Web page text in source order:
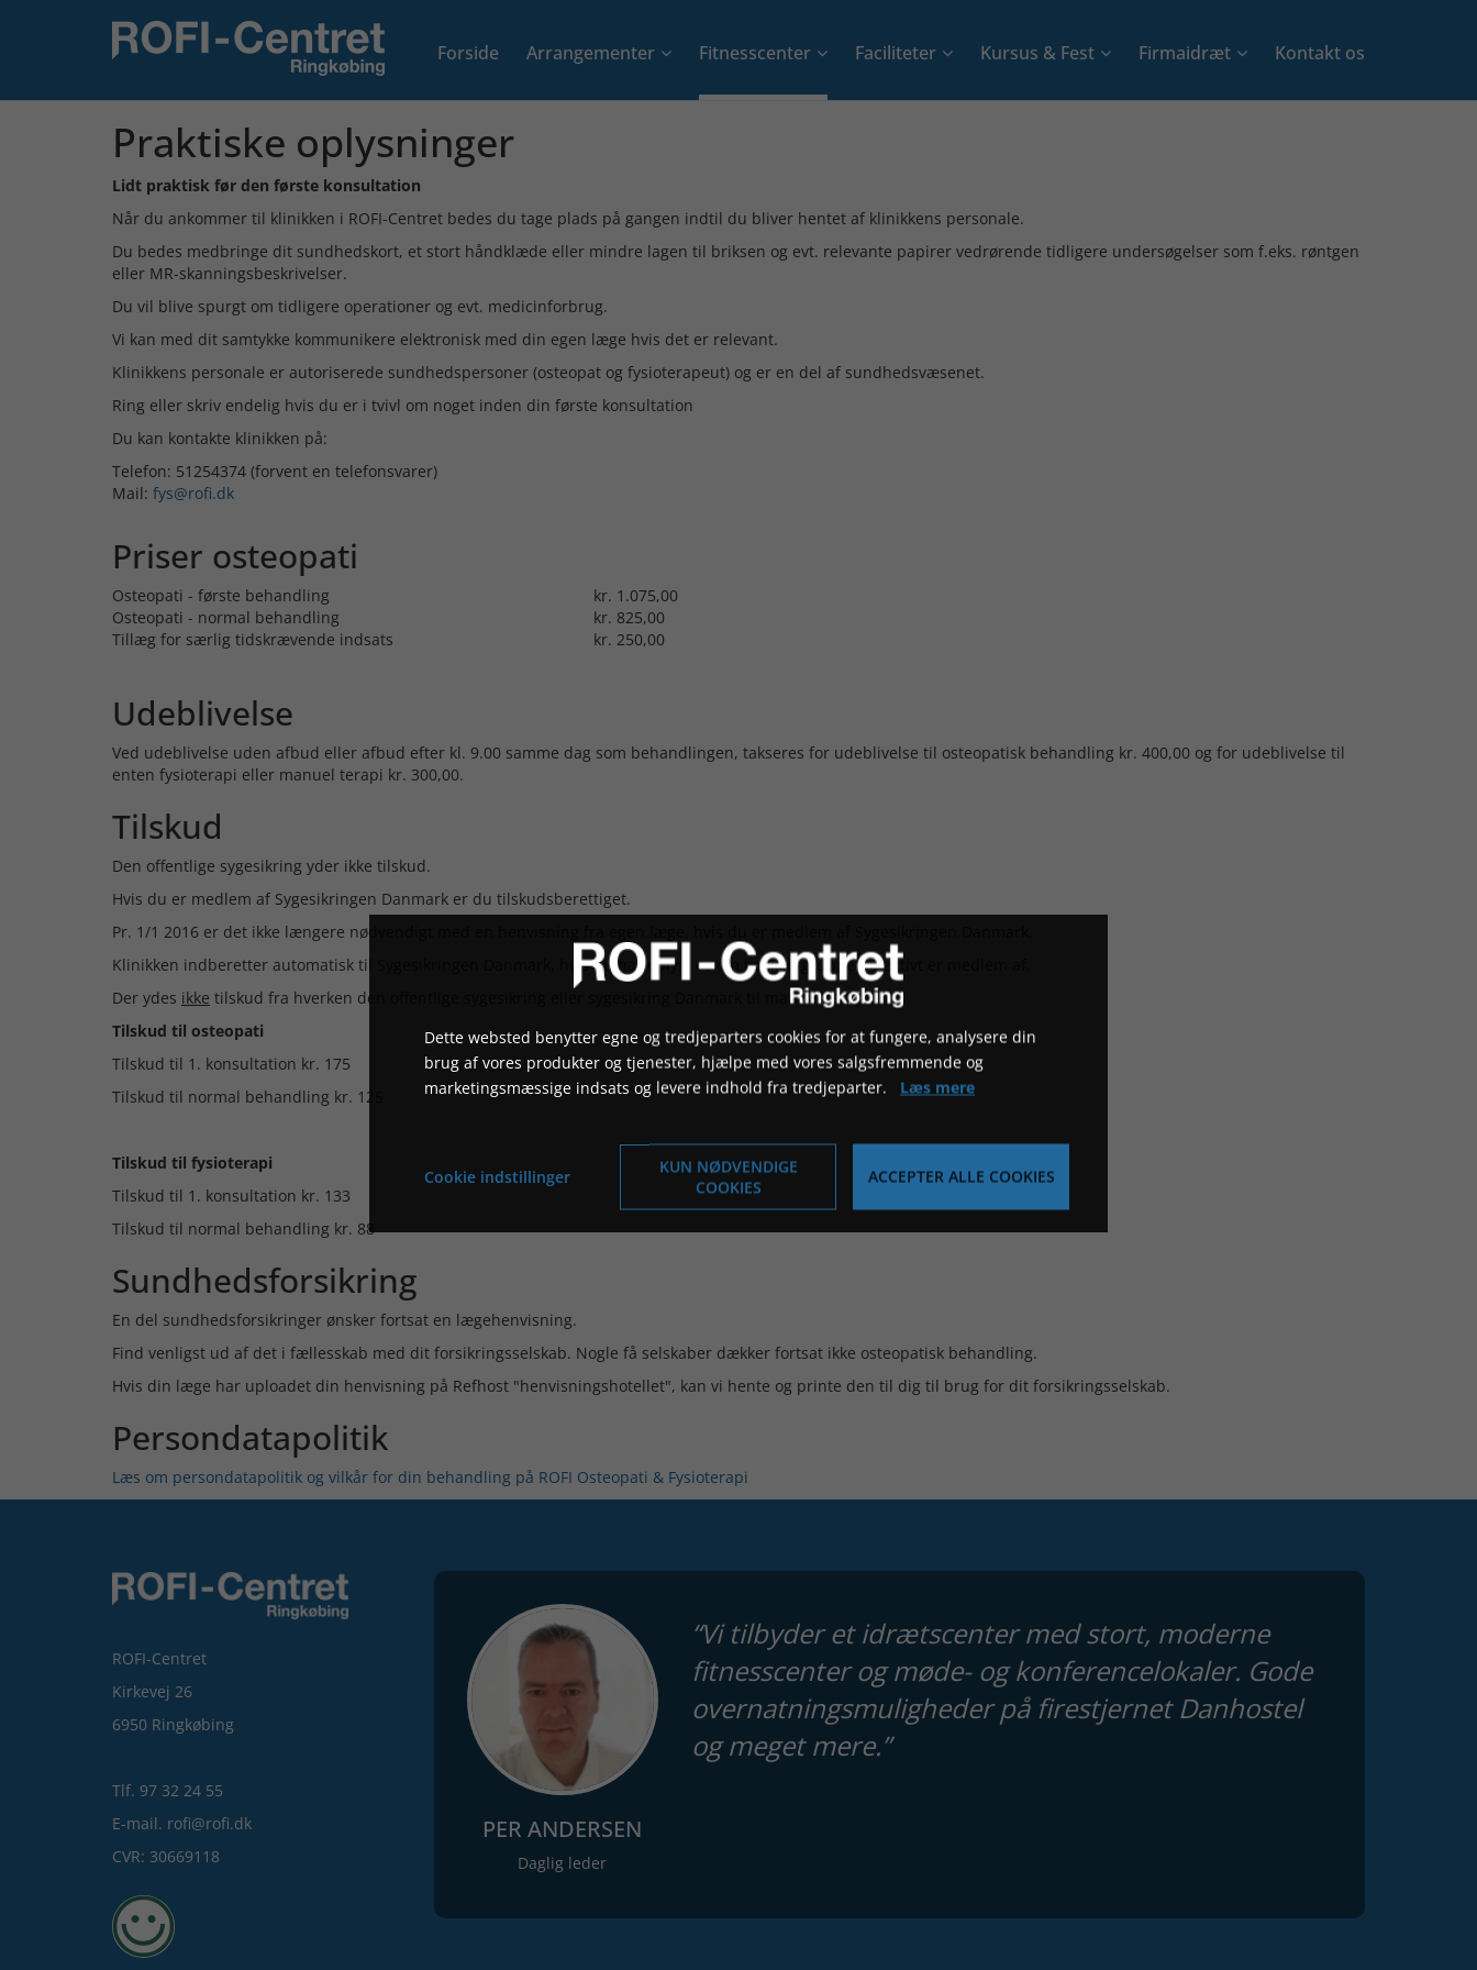
Forside Arrangementer Fitnesscenter Faciliteter Kursus & Fest Firmaidræt Kontakt os
Praktiske oplysninger
Lidt praktisk før den første konsultation
Når du ankommer til klinikken i ROFI-Centret bedes du tage plads på gangen indtil du bliver hentet af klinikkens personale.
Du bedes medbringe dit sundhedskort, et stort håndklæde eller mindre lagen til briksen og evt. relevante papirer vedrørende tidligere undersøgelser som f.eks. røntgen
eller MR-skanningsbeskrivelser.
Du vil blive spurgt om tidligere operationer og evt. medicinforbrug.
Vi kan med dit samtykke kommunikere elektronisk med din egen læge hvis det er relevant.
Klinikkens personale er autoriserede sundhedspersoner (osteopat og fysioterapeut) og er en del af sundhedsvæsenet.
Ring eller skriv endelig hvis du er i tvivl om noget inden din første konsultation
Du kan kontakte klinikken på:
Telefon: 51254374 (forvent en telefonsvarer)
Mail: fys@rofi.dk
Priser osteopati
Osteopati - første behandling
kr. 1.075,00
Osteopati - normal behandling
kr. 825,00
Tillæg for særlig tidskrævende indsats
kr. 250,00
Udeblivelse
Ved udeblivelse uden afbud eller afbud efter kl. 9.00 samme dag som behandlingen, takseres for udeblivelse til osteopatisk behandling kr. 400,00 og for udeblivelse til
enten fysioterapi eller manuel terapi kr. 300,00.
Tilskud
Den offentlige sygesikring yder ikke tilskud.
Hvis du er medlem af Sygesikringen Danmark er du tilskudsberettiget.
Pr. 1/1 2016 er det ikke længere nødvendigt med en henvisning fra egen læge, hvis du er medlem af Sygesikringen Danmark.
Klinikken indberetter automatisk til Sygesikringen Danmark, hvis du har oplyst os om hvilken gruppe du aktivt er medlem af.
Der ydes ikke tilskud fra hverken den offentlige sygesikring eller sygesikring Danmark til manuel terapi.
Tilskud til osteopati
Tilskud til 1. konsultation kr. 175
Tilskud til normal behandling kr. 125
Tilskud til fysioterapi
Tilskud til 1. konsultation kr. 133
Tilskud til normal behandling kr. 88
Sundhedsforsikring
En del sundhedsforsikringer ønsker fortsat en lægehenvisning.
Find venligst ud af det i fællesskab med dit forsikringsselskab. Nogle få selskaber dækker fortsat ikke osteopatisk behandling.
Hvis din læge har uploadet din henvisning på Refhost "henvisningshotellet", kan vi hente og printe den til dig til brug for dit forsikringsselskab.
Persondatapolitik
Læs om persondatapolitik og vilkår for din behandling på ROFI Osteopati & Fysioterapi
ROFI-Centret
Kirkevej 26
6950 Ringkøbing
Tlf. 97 32 24 55
E-mail. rofi@rofi.dk
CVR: 30669118
“Vi tilbyder et idrætscenter med stort, moderne
fitnesscenter og møde- og konferencelokaler. Gode
overnatningsmuligheder på firestjernet Danhostel
og meget mere.”
PER ANDERSEN
Daglig leder
Dette websted benytter egne og tredjeparters cookies for at fungere, analysere din
brug af vores produkter og tjenester, hjælpe med vores salgsfremmende og
marketingsmæssige indsats og levere indhold fra tredjeparter. Læs mere
Cookie indstillinger
KUN NØDVENDIGE
COOKIES
ACCEPTER ALLE COOKIES